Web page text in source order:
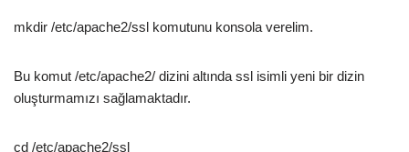
mkdir /etc/apache2/ssl komutunu konsola verelim.
Bu komut /etc/apache2/ dizini altında ssl isimli yeni bir dizin
oluşturmamızı sağlamaktadır.
cd /etc/apache2/ssl